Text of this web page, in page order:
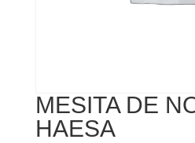
MESITA DE
HAESA